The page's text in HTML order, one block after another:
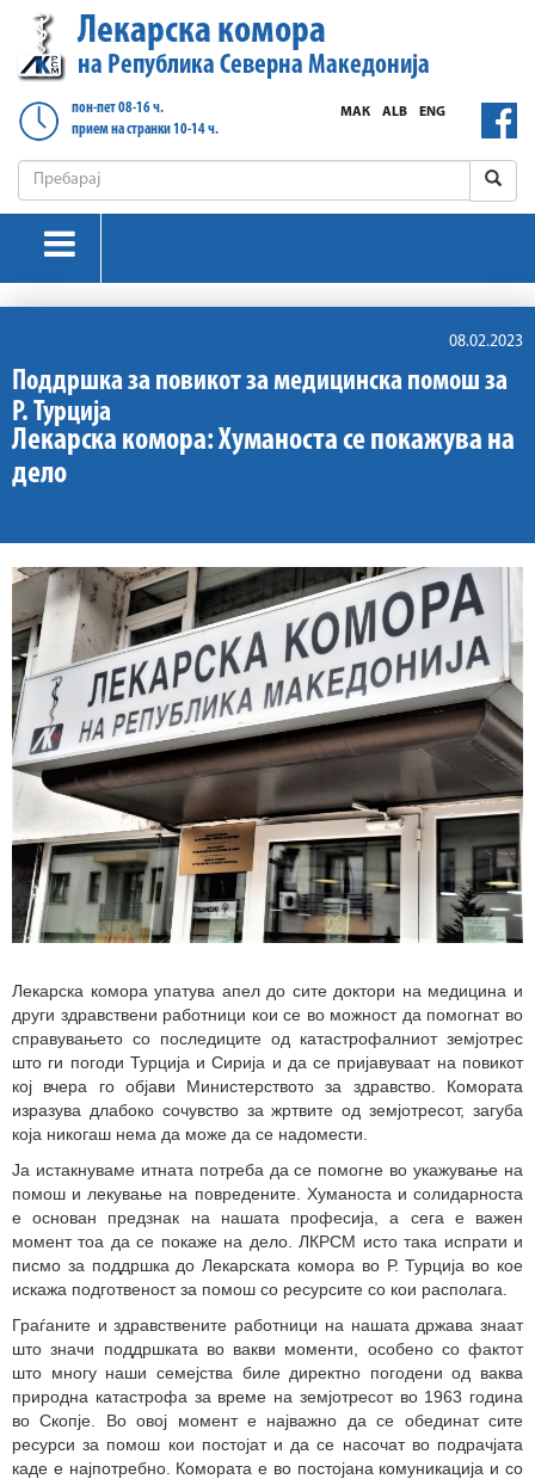
Лекарска комора
на Република Северна Македонија
пон-пет 08-16 ч.
прием на странки 10-14 ч.
ENG
ALB
МАК
08.02.2023
Поддршка за повикот за медицинска помош за
Р. Турција
Лекарска комора: Хуманоста се покажува на
дело
Лекарска комора упатува апел до сите доктори на медицина и
други здравствени работници кои се во можност да помогнат во
справувањето со последиците од катастрофалниот земјотрес
што ги погоди Турција и Сирија и да се пријавуваат на повикот
кој вчера го објави Министерството за здравство. Комората
изразува длабоко сочувство за жртвите од земјотресот, загуба
која никогаш нема да може да се надомести.
Ја истакнуваме итната потреба да се помогне во укажување на
помош и лекување на повредените. Хуманоста и солидарноста
е основан предзнак на нашата професија, а сега е важен
момент тоа да се покаже на дело. ЛКРСМ исто така испрати и
писмо за поддршка до Лекарската комора во Р. Турција во кое
искажа подготвеност за помош со ресурсите со кои располага.
Граѓаните и здравствените работници на нашата држава знаат
што значи поддршката во вакви моменти, особено со фактот
што многу наши семејства биле директно погодени од ваква
природна катастрофа за време на земјотресот во 1963 година
во Скопје. Во овој момент е најважно да се обединат сите
ресурси за помош кои постојат и да се насочат во подрачјата
каде е најпотребно. Комората е во постојана комуникација и со